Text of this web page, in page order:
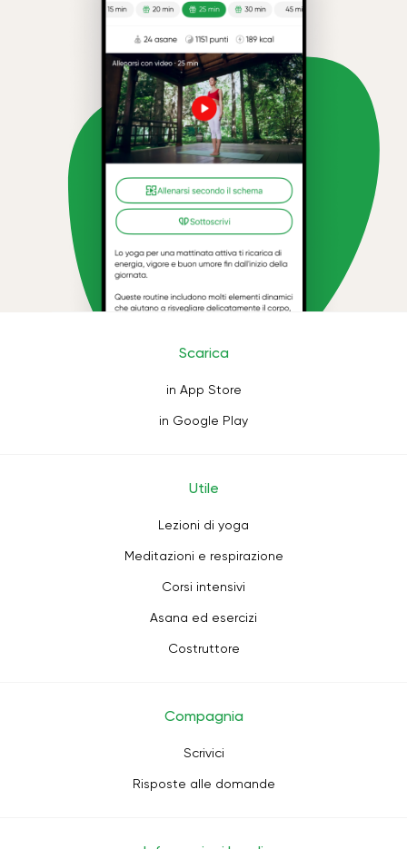
Scarica
in App Store
in Google Play
Utile
Lezioni di yoga
Meditazioni e respirazione
Corsi intensivi
Asana ed esercizi
Costruttore
Compagnia
Scrivici
Risposte alle domande